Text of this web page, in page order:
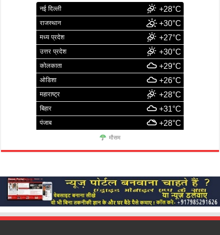
नई दिल्ली +28°C
राजस्थान +30°C
मध्य प्रदेश +27°C
उत्तर प्रदेश +30°C
कोलकाता +29°C
ओडिशा +26°C
महाराष्ट्र +28°C
बिहार +31°C
पंजाब +28°C
मौसम